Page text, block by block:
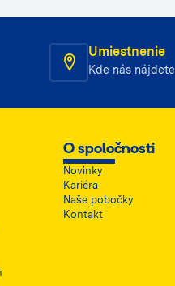
Umiestnenie
Kde nás nájdete
O spoločnosti
Novinky
Kariéra
Naše pobočky
Kontakt